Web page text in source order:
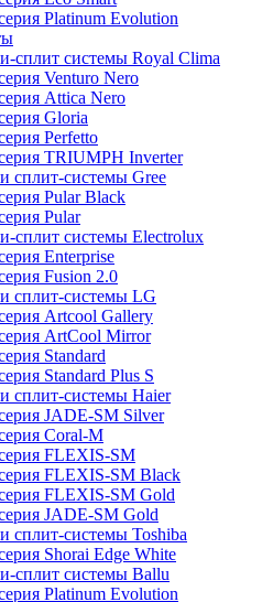
Platinum Evolution
сплит системы Royal Clima
Venturo Nero
Attica Nero
Gloria
Perfetto
TRIUMPH Inverter
сплит-системы Gree
Pular Black
Pular
сплит системы Electrolux
Enterprise
Fusion 2.0
сплит-системы LG
Artcool Gallery
ArtCool Mirror
Standard
Standard Plus S
сплит-системы Haier
JADE-SM Silver
Coral-M
FLEXIS-SM
FLEXIS-SM Black
FLEXIS-SM Gold
JADE-SM Gold
сплит-системы Toshiba
Shorai Edge White
сплит системы Ballu
Platinum Evolution